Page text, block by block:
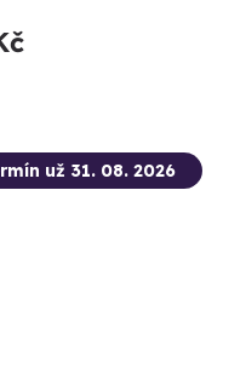
už 31. 08. 2026